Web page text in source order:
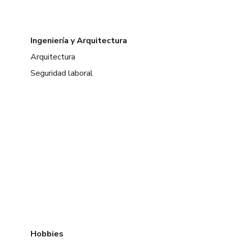
Ingeniería y Arquitectura
Arquitectura
Seguridad laboral
Hobbies